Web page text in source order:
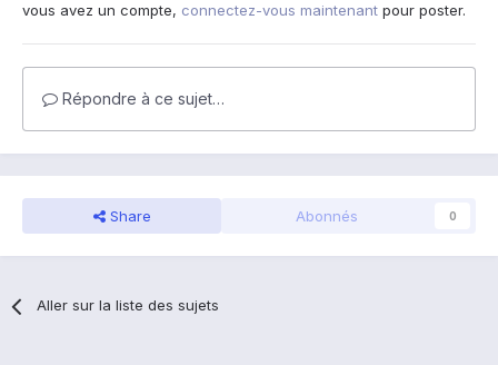
vous avez un compte, connectez-vous maintenant pour poster.
Répondre à ce sujet…
Share Abonnés 0
Aller sur la liste des sujets